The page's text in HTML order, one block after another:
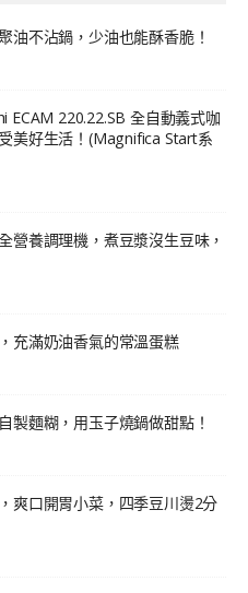
油不沾鍋，少油也能酥香脆！
ECAM 220.22.SB 全自動義式咖
美好生活！(Magnifica Start系
營養調理機，煮豆漿沒生豆味，
充滿奶油香氣的常溫蛋糕
製麵糊，用玉子燒鍋做甜點！
爽口開胃小菜，四季豆川燙2分